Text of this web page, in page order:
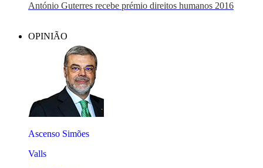
António Guterres recebe prémio direitos humanos 2016
OPINIÃO
Ascenso Simões
Valls